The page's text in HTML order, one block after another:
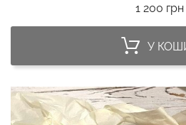
1 200 грн
У